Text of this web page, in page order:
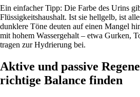
Ein einfacher Tipp: Die Farbe des Urins
Flüssigkeitshaushalt. Ist sie hellgelb, ist
dunklere Töne deuten auf einen Mangel
mit hohem Wassergehalt – etwa Gurken,
tragen zur Hydrierung bei.
Aktive und passive
richtige Balance finden